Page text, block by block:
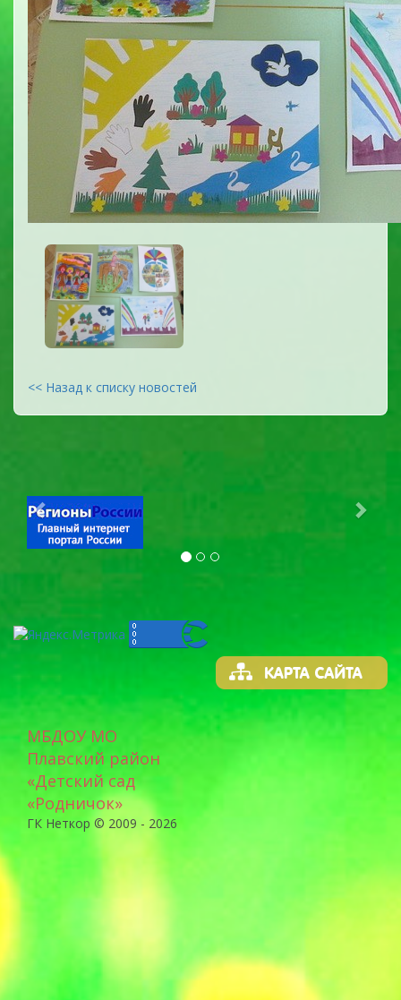
<< Назад к списку новостей
МБДОУ МО
Плавский район
«Детский сад
«Родничок»
ГК Неткор © 2009 - 2026